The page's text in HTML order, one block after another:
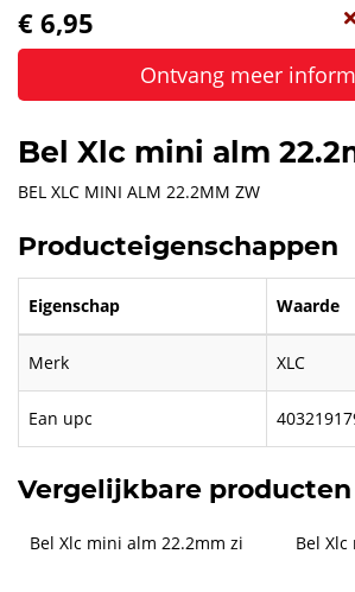
€ 6,95
Ontvang meer
Bel Xlc mini alm
BEL XLC MINI ALM 22.2MM ZW
Producteigenschappen
Eigenschap Waarde
Merk XLC
Ean upc
Vergelijkbare producten
Bel Xlc mini alm 22.2mm zi Bel